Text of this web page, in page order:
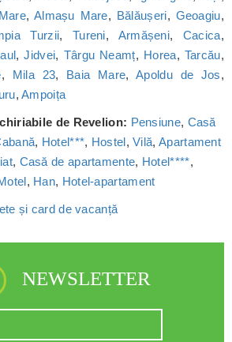
, Almașu Mare, Bălăușeri, Geoagiu,
Turzii, Tureni, Armășeni, Cacica,
,Jidvei, Târgu Neamț, Horea, Tarcău,
, Mila 23, Baia Mare,Apoldu de Jos,
,Ampoița
de Revelion: Pensiune, Casă
, Hotel***, Hostel,Vilă, Apartament
, Casă de apartamente, Hotel****,
, Han, Hotel-apartament
și card de vacanță
NEWSLETTER